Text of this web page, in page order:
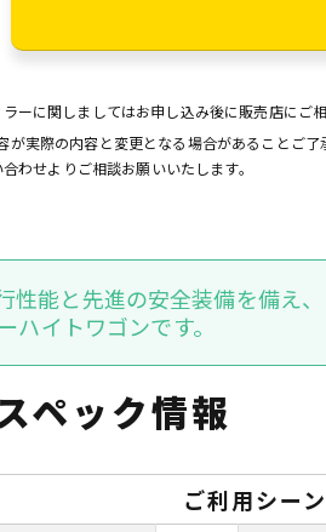
に関しましてはお申し込み後に販売店にご相
実際の内容と変更となる場合があることご了
わせよりご相談お願いいたします。
能と先進の安全装備を備え
イトワゴンです。
ペック情報
ご利用シーン